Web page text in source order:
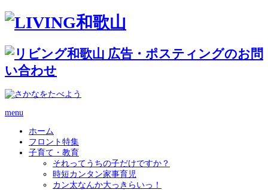
menu
ホーム
フロント特集
子育て・教育
それってうちの子だけですか？
時短カンタン家事育児
カン太なんか大っきらいっ！